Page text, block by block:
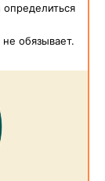
обязывает.